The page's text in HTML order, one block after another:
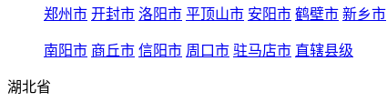
郑州市 开封市 洛阳市 平顶山市 安阳市 鹤壁市 新乡市
南阳市 商丘市 信阳市 周口市 驻马店市 直辖县级
湖北省